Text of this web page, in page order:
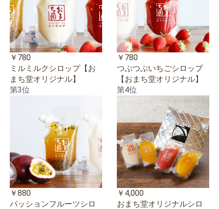
￥780
ミルミルクシロップ【お
まち堂オリジナル】
￥780
つぶつぶいちごシロップ
【おまち堂オリジナル】
第3位
￥880
パッションフルーツシロ
第4位
￥4,000
おまち堂オリジナルシロ